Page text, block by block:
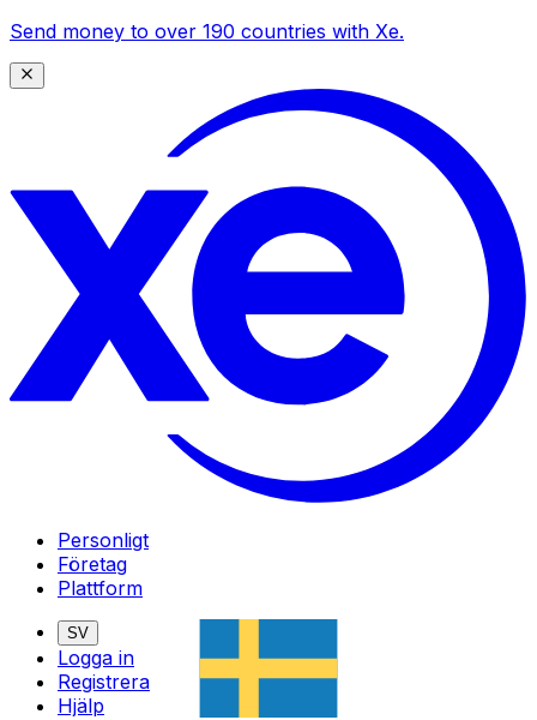
Send money to over 190 countries with Xe.
Personligt
Företag
Plattform
SV
Logga in
Registrera
Hjälp